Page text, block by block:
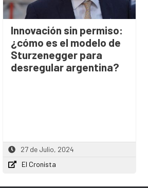
Innovación sin permiso:
¿cómo es el modelo de
Sturzenegger para
desregular argentina?
27 de Julio, 2024
El Cronista